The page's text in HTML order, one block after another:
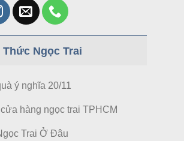
Thức Ngọc Trai
ý nghĩa 20/11
hàng ngọc trai TPHCM
Trai Ở Đâu